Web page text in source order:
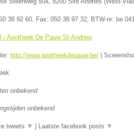
38 92 60, Fax: 050 38 97 32, BTW-nr: be
› Apotheek De Pauw St-Andries
http://www.apotheekdepauw.be/|
onbekend
onbekend
tweets ▼ Laatste facebook posts ▼